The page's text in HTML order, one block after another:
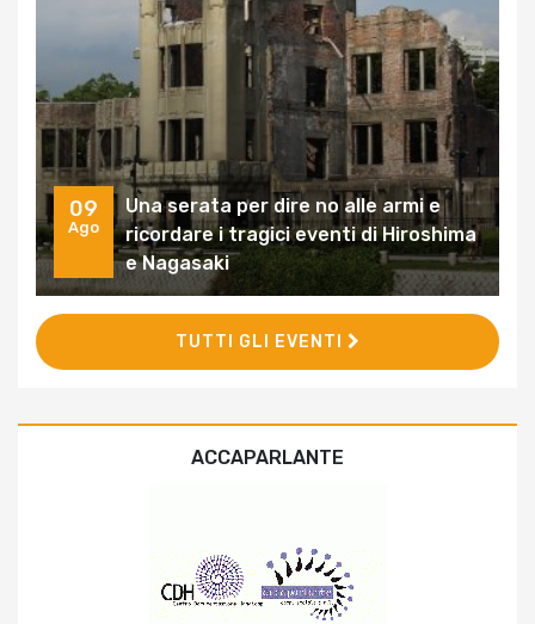
09
Ago
Una serata per dire no alle armi e
ricordare i tragici eventi di Hiroshima
e Nagasaki
TUTTI GLI EVENTI
ACCAPARLANTE